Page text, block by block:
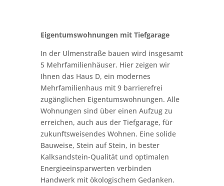
Eigentumswohnungen mit Tiefgarage
In der Ulmenstraße bauen wird insgesamt
5 Mehrfamilienhäuser. Hier zeigen wir
Ihnen das Haus D, ein modernes
Mehrfamilienhaus mit 9 barrierefrei
zugänglichen Eigentumswohnungen. Alle
Wohnungen sind über einen Aufzug zu
erreichen, auch aus der Tiefgarage, für
zukunftsweisendes Wohnen. Eine solide
Bauweise, Stein auf Stein, in bester
Kalksandstein-Qualität und optimalen
Energieeinsparwerten verbinden
Handwerk mit ökologischem Gedanken.